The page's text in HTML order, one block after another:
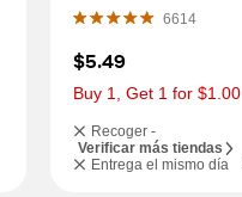
6614
$5.49
Buy 1, Get 1 for $1.00
Recoger -
Verificar más tiendas
Entrega el mismo día